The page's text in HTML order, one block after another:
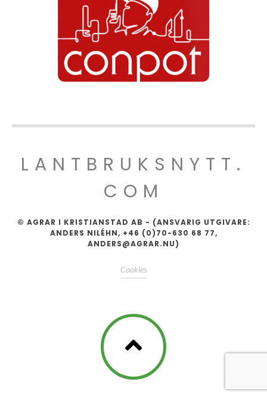
LANTBRUKSNYTT.
COM
© AGRAR I KRISTIANSTAD AB - (ANSVARIG UTGIVARE:
ANDERS NILÉHN, +46 (0)70-630 68 77,
ANDERS@AGRAR.NU)
Cookies